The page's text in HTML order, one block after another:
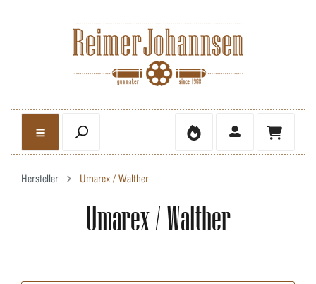
Hersteller Umarex / Walther
Umarex / Walther